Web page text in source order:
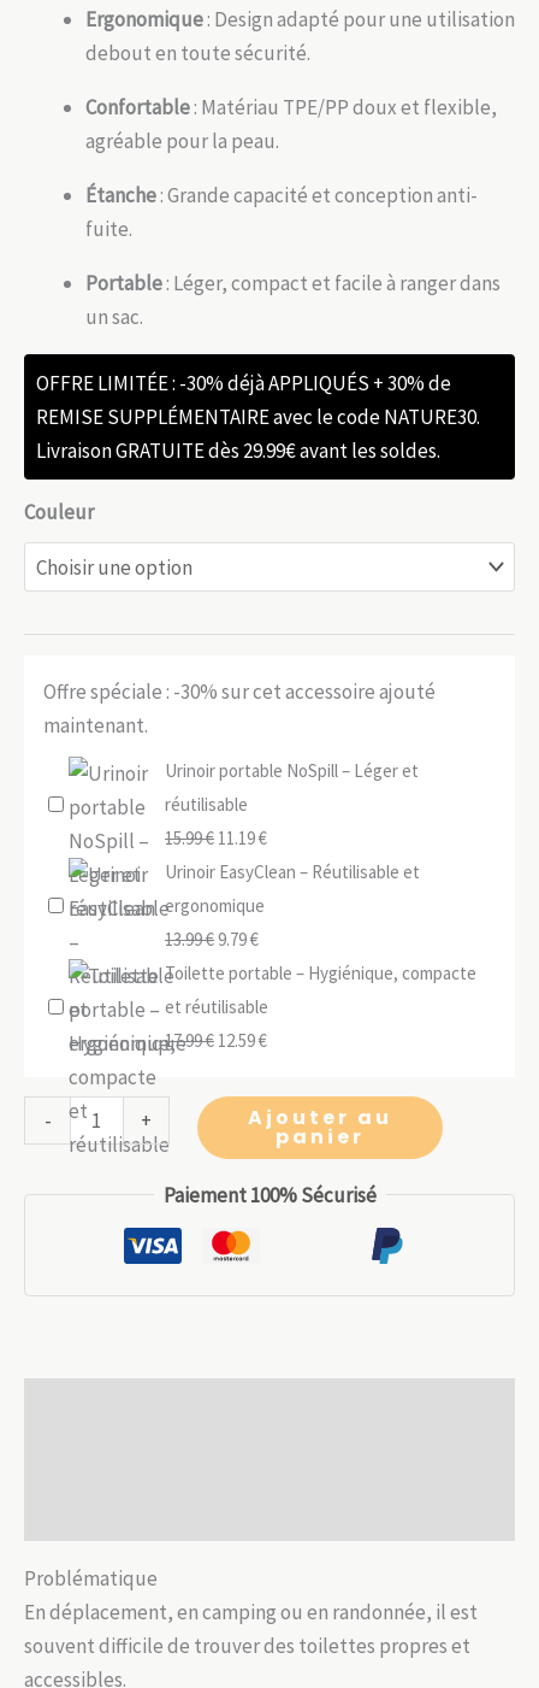
Ergonomique: Design adapté pour une utilisation
debout en toute sécurité.
Confortable: Matériau TPE/PP doux et flexible,
agréable pour la peau.
Étanche: Grande capacité et conception anti-
fuite.
Portable: Léger, compact et facile à ranger dans
un sac.
OFFRE LIMITÉE : -30% déjà APPLIQUÉS + 30% de
REMISE SUPPLÉMENTAIRE avec le code NATURE30.
Livraison GRATUITE dès 29.99€ avant les soldes.
Couleur
Offre spéciale : -30% sur cet accessoire ajouté
maintenant.
Urinoir portable NoSpill – Léger et
réutilisable
15.99€ Le
prix
initial
était :
15.99 €.
11.19€Le
prix
11.19 €.
Urinoir EasyClean – Réutilisable et
ergonomique
13.99€Le
prix
initial
était :
9.79€Le
prix
actuel
est :
Toilette portable – Hygiénique, compacte
et réutilisable
17.99€ Le
initial
12.59€Le
actuel
est :
-
quantité
de
et
+ Ajouter au
panier
Paiement 100% Sécurisé
Problématique
En déplacement, en camping ou en randonnée, il est
souvent difficile de trouver des toilettes propres et
accessibles.